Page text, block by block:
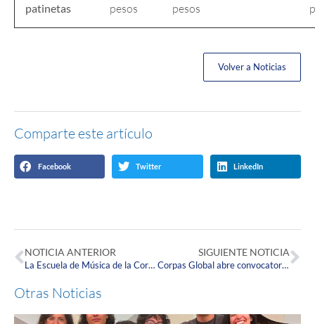
patinetas
pesos
pesos
Volver a Noticias
Comparte este artículo
Facebook Twitter LinkedIn
NOTICIA ANTERIOR
La Escuela de Música de la Corpas participó en el encuentro virtual de ALCEM 2020.
SIGUIENTE NOTICIA
Corpas Global abre convocatoria de ideas e iniciativas para la segunda fase del proyecto ‘La Madriguera’
Otras Noticias